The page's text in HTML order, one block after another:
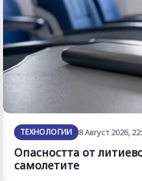
ТЕХНОЛОГИИ 8 Август 2026,
Опасността от
самолетите